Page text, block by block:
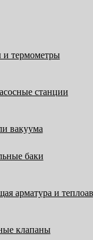
термометры
станции
вакуума
баки
арматура и
клапаны